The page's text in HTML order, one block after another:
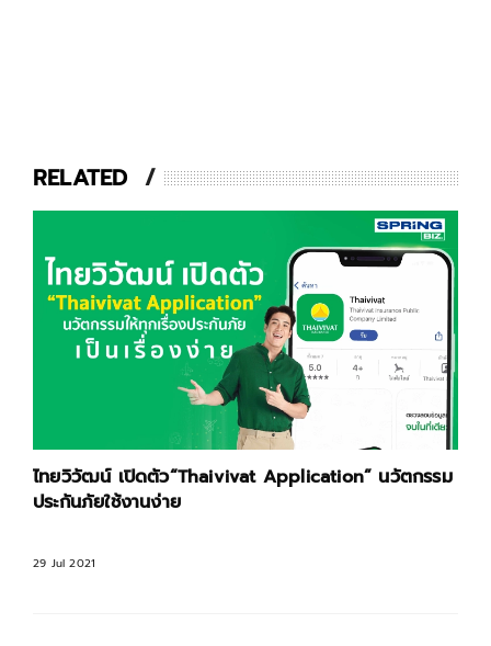
RELATED
ไทยวิวัฒน์ เปิดตัว“Thaivivat Application” นวัตกรรม
ประกันภัยใช้งานง่าย
29 Jul 2021